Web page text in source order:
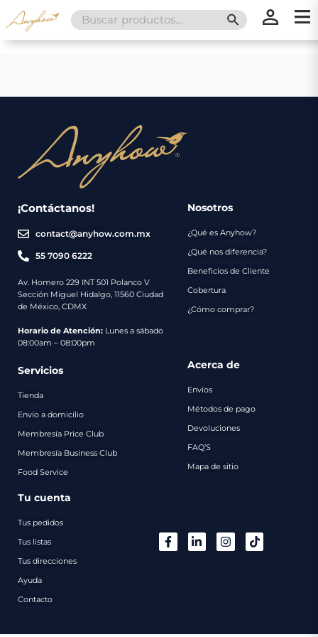
Search
for:
SEARCH
¡Contáctanos!
contact@anyhow.com.mx
55 7090 6222
Av. Homero 229 INT 501 Polanco V
Sección Miguel Hidalgo, 11560 Ciudad
de México, CDMX
Horario de Atención: Lunes a sábado
08:00am – 08:00pm
Nosotros
¿Qué es Anyhow?
¿Qué nos diferencia?
Beneficios de Cliente
Cobertura
¿Cómo comprar?
Servicios
Tienda
Envío a domicilio
Membresía Price Club
Membresía Business Club
Food Service
Acerca de
Envíos
Métodos de pago
Devoluciones
FAQ’S
Mapa de sitio
Tu cuenta
Tus pedidos
Tus listas
Tus direcciones
Ayuda
Contacto
Nosotros
Servicios
Envíos
Métodos
de
Catálogo
Regalos
Contacto